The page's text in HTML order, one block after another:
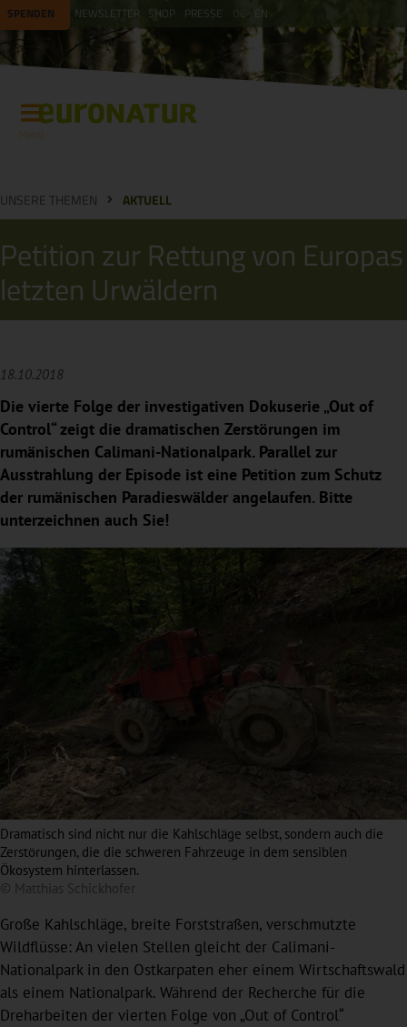
SPENDEN NEWSLETTER SHOP PRESSE EN
UNSERE THEMEN AKTUELL
Petition zur Rettung von Europas
letzten Urwäldern
18.10.2018
Die vierte Folge der investigativen Dokuserie „Out of
Control“ zeigt die dramatischen Zerstörungen im
rumänischen Calimani-Nationalpark. Parallel zur
Ausstrahlung der Episode ist eine Petition zum Schutz
der rumänischen Paradieswälder angelaufen. Bitte
unterzeichnen auch Sie!
Dramatisch sind nicht nur die Kahlschläge selbst, sondern auch die
Zerstörungen, die die schweren Fahrzeuge in dem sensiblen
Ökosystem hinterlassen.
© Matthias Schickhofer
Große Kahlschläge, breite Forststraßen, verschmutzte
Wildflüsse: An vielen Stellen gleicht der Calimani-
Nationalpark in den Ostkarpaten eher einem Wirtschaftswald
als einem Nationalpark. Während der Recherche für die
Dreharbeiten der vierten Folge von „Out of Control“